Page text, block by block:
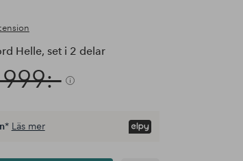
Helle, set i 2 delar
* Läs mer